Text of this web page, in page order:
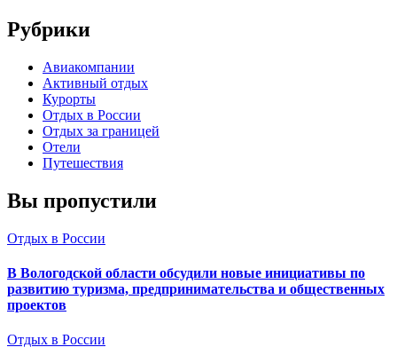
Рубрики
Авиакомпании
Активный отдых
Курорты
Отдых в России
Отдых за границей
Отели
Путешествия
Вы пропустили
Отдых в России
В Вологодской области обсудили новые инициативы по
развитию туризма, предпринимательства и общественных
проектов
Отдых в России